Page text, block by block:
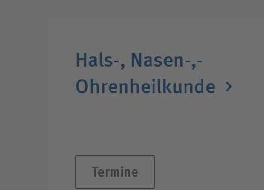
Hals-,­ Nasen-,­
Ohren­heil­kunde
Termine